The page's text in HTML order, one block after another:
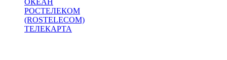
ОКЕАН
РОСТЕЛЕКОМ
(ROSTELECOM)
ТЕЛЕКАРТА